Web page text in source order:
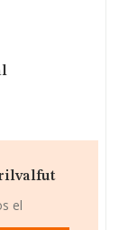
el